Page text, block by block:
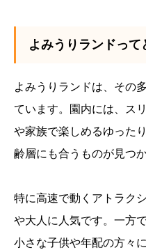
よみうりランドって
よみうりランドは、その
ています。園内には、ス
や家族で楽しめるゆった
齢層にも合うものが見つか
特に高速で動くアトラク
や大人に人気です。一方
小さな子供や年配の方々